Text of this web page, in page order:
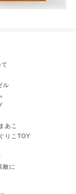
ル
あこ
りこTOY
敵に